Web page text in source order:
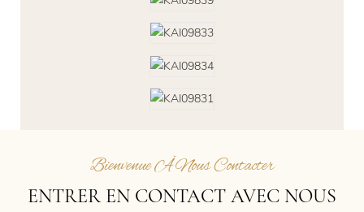
Bienvenue À Nous Contacter
ENTRER EN CONTACT AVEC NOUS